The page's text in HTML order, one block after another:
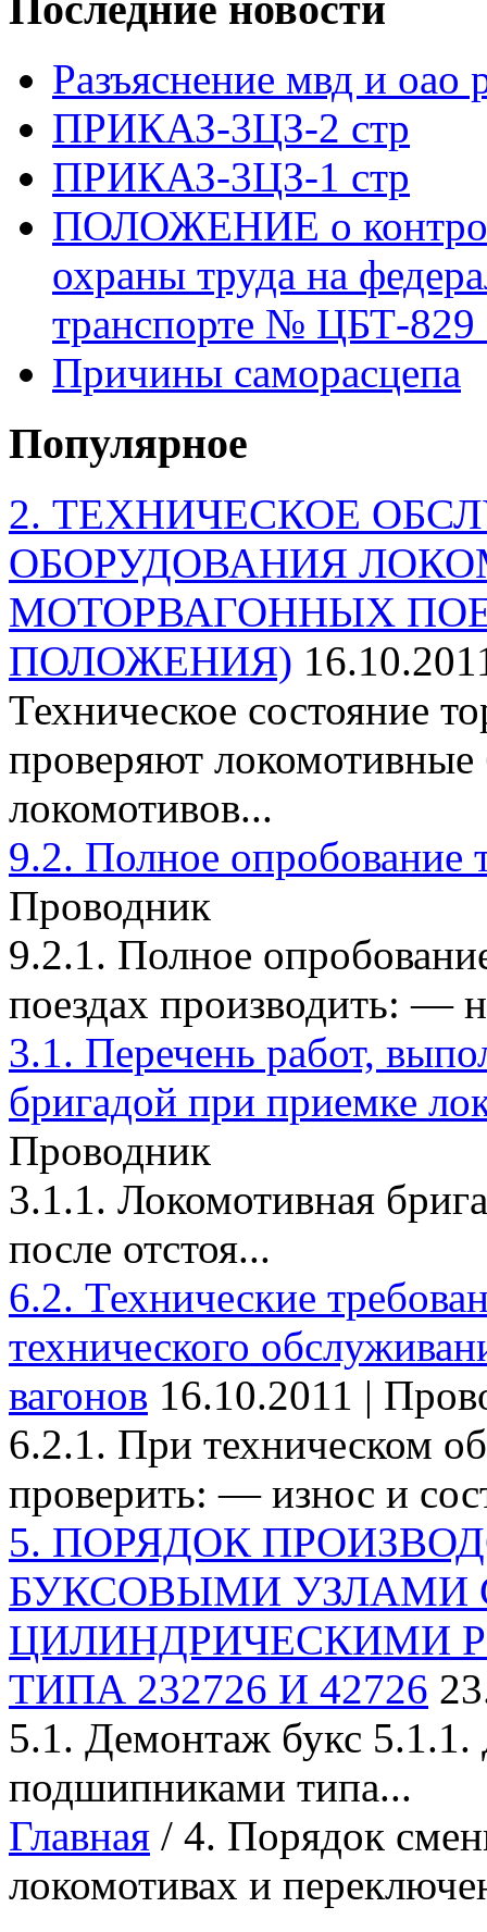
Разъяснение мвд и оао
ПРИКАЗ-3ЦЗ-2 стр
ПРИКАЗ-3ЦЗ-1 стр
ПОЛОЖЕНИЕ о
охраны труда на
транспорте № ЦБТ-829
Причины саморасцепа
Популярное
2. ТЕХНИЧЕСКОЕ
ОБОРУДОВАНИЯ
МОТОРВАГОННЫХ
ПОЛОЖЕНИЯ)
Техническое состояние
проверяют
локомотивов...
9.2. Полное опробование
Проводник
9.2.1. Полное
поездах производить: —
3.1. Перечень работ,
бригадой при приемке
Проводник
3.1.1. Локомотивная
после отстоя...
6.2. Технические
технического
вагонов 16.10.2011 |
6.2.1. При техническом
проверить: — износ и
5. ПОРЯДОК
БУКСОВЫМИ УЗЛАМИ
ЦИЛИНДРИЧЕСКИМИ
ТИПА 232726 И 42726
5.1. Демонтаж букс
подшипниками типа...
Главная / 4. Порядок
локомотивах и